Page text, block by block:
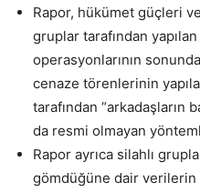
Rapor, hükümet güçleri
gruplar tarafından
operasyonlarının
cenaze törenlerinin
tarafından “arkadaşların
da resmi olmayan
Rapor ayrıca silahlı
gömdüğüne dair